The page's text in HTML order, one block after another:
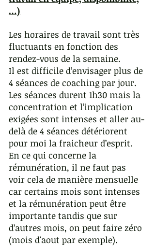
…)
Les horaires de travail sont très
fluctuants en fonction des
rendez-vous de la semaine.
Il est difficile d’envisager plus de
4 séances de coaching par jour.
Les séances durent 1h30 mais la
concentration et l’implication
exigées sont intenses et aller au-
delà de 4 séances détériorent
pour moi la fraicheur d’esprit.
En ce qui concerne la
rémunération, il ne faut pas
voir cela de manière mensuelle
car certains mois sont intenses
et la rémunération peut être
importante tandis que sur
d’autres mois, on peut faire zéro
(mois d'aout par exemple).